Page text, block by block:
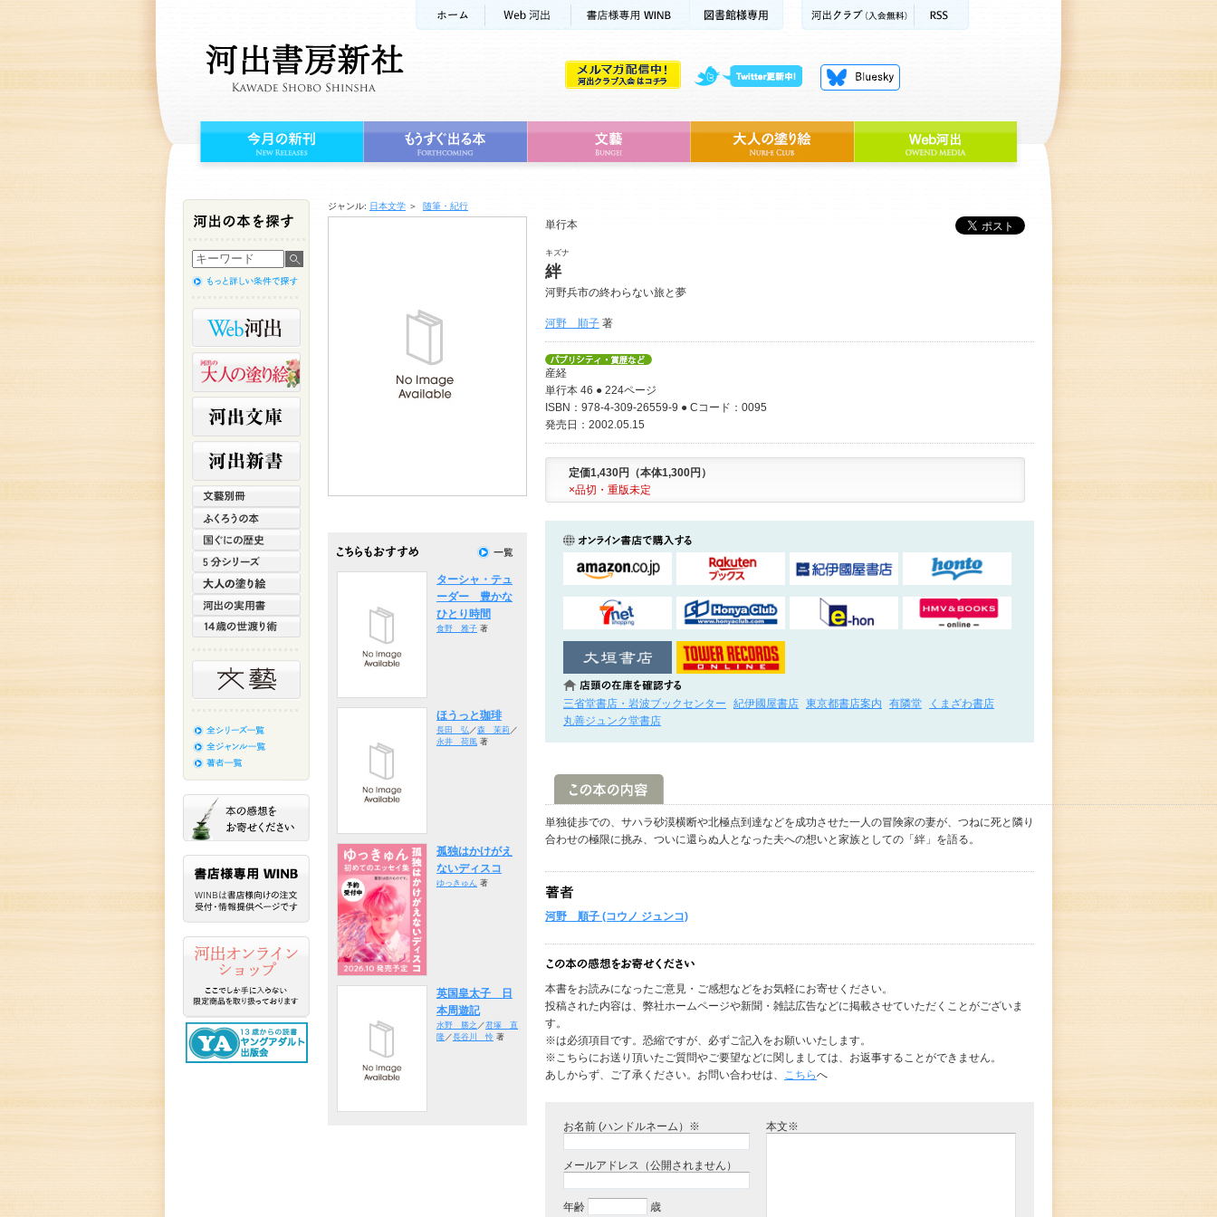
ジャンル: 日本文学 ＞ 随筆・紀行
単行本
キズナ
絆
河野兵市の終わらない旅と夢
河野 順子 著
産経
単行本 46 ● 224ページ
ISBN：978-4-309-26559-9 ● Cコード：0095
発売日：2002.05.15
定価1,430円（本体1,300円）
×品切・重版未定
三省堂書店・岩波ブックセンター 紀伊國屋書店 東京都書店案内 有隣堂
くまざわ書店
丸善ジュンク堂書店
単独徒歩での、サハラ砂漠横断や北極点到達などを成功させた一人の冒険家の妻が、つねに死と隣り
合わせの極限に挑み、ついに還らぬ人となった夫への想いと家族としての「絆」を語る。
河野 順子 (コウノ ジュンコ)
本書をお読みになったご意見・ご感想などをお気軽にお寄せください。
投稿された内容は、弊社ホームページや新聞・雑誌広告などに掲載させていただくことがございま
す。
※は必須項目です。恐縮ですが、必ずご記入をお願いいたします。
※こちらにお送り頂いたご質問やご要望などに関しましては、お返事することができません。
あしからず、ご了承ください。お問い合わせは、 こちらへ
お名前 (ハンドルネーム）※
メールアドレス（公開されません）
年齢 歳
本文※
ターシャ・テュ
ーダー 豊かな
ひとり時間
食野 雅子 著
ほうっと珈琲
長田 弘 ／森 茉莉 ／
永井 荷風 著
孤独はかけがえ
ないディスコ
ゆっきゅん 著
英国皇太子 日
本周遊記
水野 勝之 ／君塚 直
隆 ／長谷川 怜 著